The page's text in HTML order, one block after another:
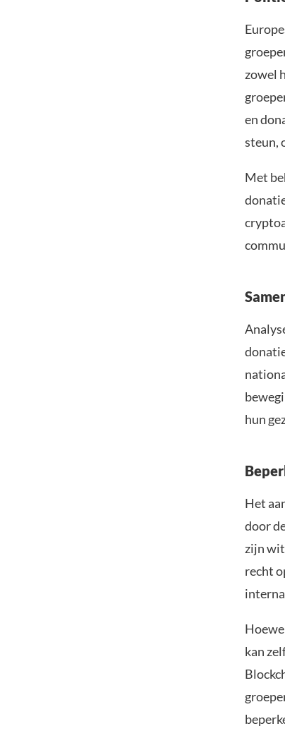
zowel
en
steun,
Met
hun
Het
door
zijn
recht
kan